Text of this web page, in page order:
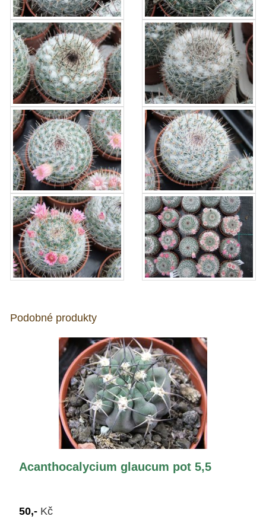
Podobné produkty
Acanthocalycium glaucum pot 5,5
50,- Kč